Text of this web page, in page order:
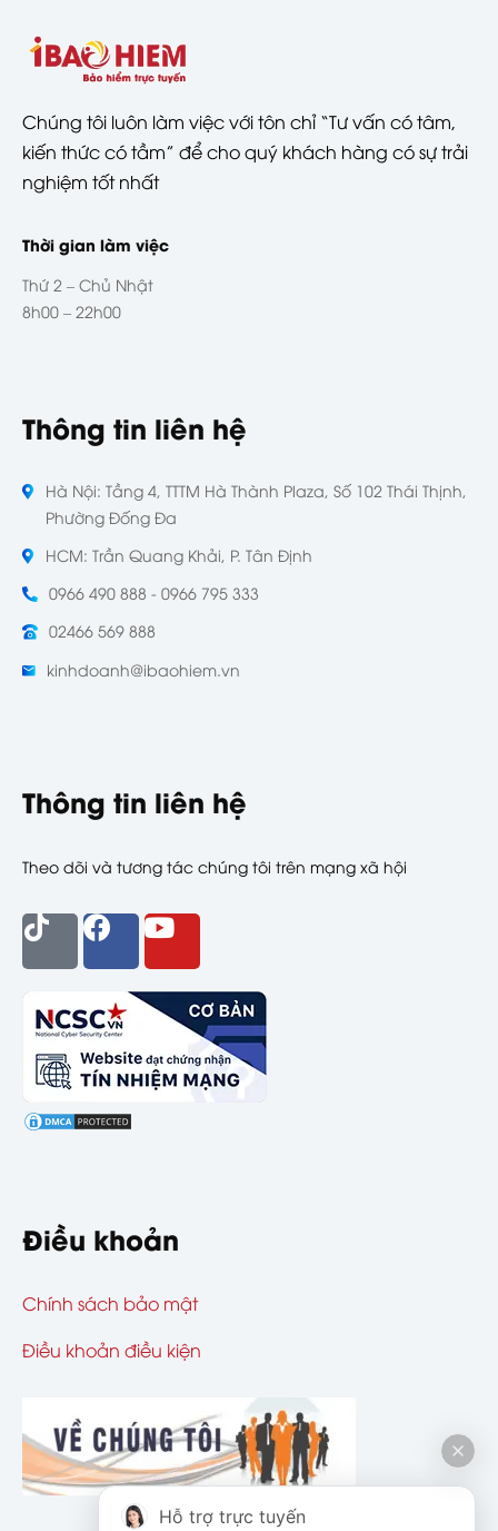
Chúng tôi luôn làm việc với tôn chỉ “Tư vấn có tâm,
kiến thức có tầm” để cho quý khách hàng có sự trải
nghiệm tốt nhất
Thời gian làm việc
Thứ 2 – Chủ Nhật
8h00 – 22h00
Thông tin liên hệ
Hà Nội: Tầng 4, TTTM Hà Thành Plaza, Số 102 Thái Thịnh,
Phường Đống Đa
HCM: Trần Quang Khải, P. Tân Định
0966 490 888 - 0966 795 333
02466 569 888
kinhdoanh@ibaohiem.vn
Thông tin liên hệ
Theo dõi và tương tác chúng tôi trên mạng xã hội
Điều khoản
Chính sách bảo mật
Điều khoản điều kiện
Hỗ trợ trực tuyến